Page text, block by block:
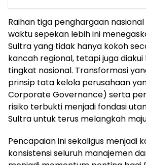
Raihan tiga penghargaan
waktu sepekan lebih ini
Sultra yang tidak hanya kokoh
kancah regional, tetapi juga
tingkat nasional. Transformasi
prinsip tata kelola perusahaan
Corporate Governance) serta
risiko terbukti menjadi fondasi
Sultra untuk terus melangkah
Pencapaian ini sekaligus menjadi
konsistensi seluruh manajemen